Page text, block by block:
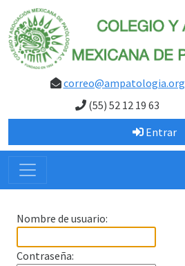
correo@ampatologia.org
(55) 52 12 19 63
Entrar
Nombre de usuario:
Contraseña: